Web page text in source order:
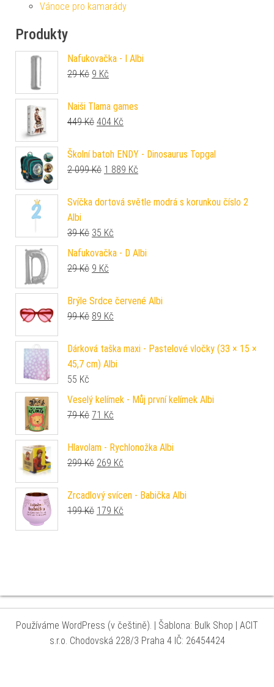
Vánoce pro kamarády
Produkty
Nafukovačka - I Albi
29Kč Původní cena byla: 29 Kč.
9 Kč
Naiši Tlama games
449Kč Původní cena byla: 449 Kč.
404 Kč
Školní batoh ENDY - Dinosaurus Topgal
2 099Kč Původní cena byla: 2 099 Kč.
1 889 Kč
Svíčka dortová světle modrá s korunkou číslo 2
Albi
39Kč Původní cena byla: 39 Kč.
35 Kč
Nafukovačka - D Albi
29Kč Původní cena byla: 29 Kč.
9 Kč
Brýle Srdce červené Albi
99Kč Původní cena byla: 99 Kč.
89 Kč
Dárková taška maxi - Pastelové vločky (33 × 15 ×
45,7 cm) Albi
55 Kč
Veselý kelímek - Můj první kelímek Albi
79Kč Původní cena byla: 79 Kč.
71 Kč
Hlavolam - Rychlonožka Albi
299Kč Původní cena byla: 299 Kč.
269 Kč
Zrcadlový svícen - Babička Albi
199Kč Původní cena byla: 199 Kč.
179 Kč
Používáme WordPress (v češtině). Šablona: Bulk Shop
| ACIT
s.r.o. Chodovská 228/3 Praha 4 IČ: 26454424